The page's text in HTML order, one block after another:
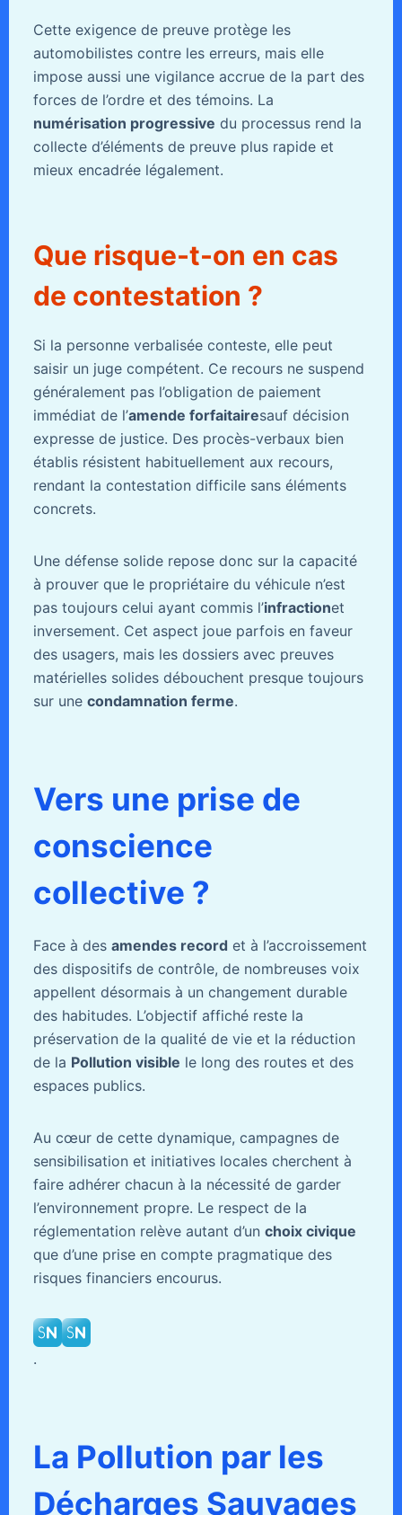
Cette exigence de preuve protège les
automobilistes contre les erreurs, mais elle
impose aussi une vigilance accrue de la part des
forces de l’ordre et des témoins. La
numérisation progressive du processus rend la
collecte d’éléments de preuve plus rapide et
mieux encadrée légalement.
Que risque-t-on en cas
de contestation ?
Si la personne verbalisée conteste, elle peut
saisir un juge compétent. Ce recours ne suspend
généralement pas l’obligation de paiement
immédiat de l’amende forfaitairesauf décision
expresse de justice. Des procès-verbaux bien
établis résistent habituellement aux recours,
rendant la contestation difficile sans éléments
concrets.
Une défense solide repose donc sur la capacité
à prouver que le propriétaire du véhicule n’est
pas toujours celui ayant commis l’infractionet
inversement. Cet aspect joue parfois en faveur
des usagers, mais les dossiers avec preuves
matérielles solides débouchent presque toujours
sur une condamnation ferme.
Vers une prise de
conscience
collective ?
Face à des amendes record et à l’accroissement
des dispositifs de contrôle, de nombreuses voix
appellent désormais à un changement durable
des habitudes. L’objectif affiché reste la
préservation de la qualité de vie et la réduction
de la Pollution visible le long des routes et des
espaces publics.
Au cœur de cette dynamique, campagnes de
sensibilisation et initiatives locales cherchent à
faire adhérer chacun à la nécessité de garder
l’environnement propre. Le respect de la
réglementation relève autant d’un choix civique
que d’une prise en compte pragmatique des
risques financiers encourus.
.
La Pollution par les
Décharges Sauvages